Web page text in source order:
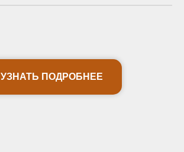
УЗНАТЬ ПОДРОБНЕЕ